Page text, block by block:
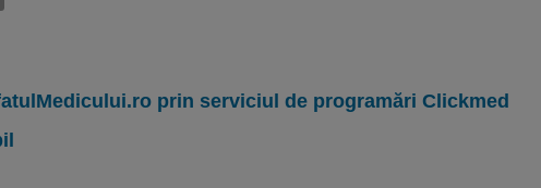
prin serviciul de programări Clickmed